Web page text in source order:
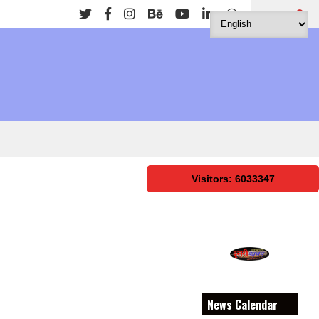
Visitors: 6033347
News Calendar